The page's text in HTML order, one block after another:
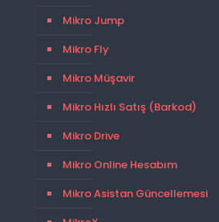
Mikro Jump
Mikro Fly
Mikro Müşavir
Mikro Hızlı Satış (Barkod)
Mikro Drive
Mikro Online Hesabım
Mikro Asistan Güncellemesi